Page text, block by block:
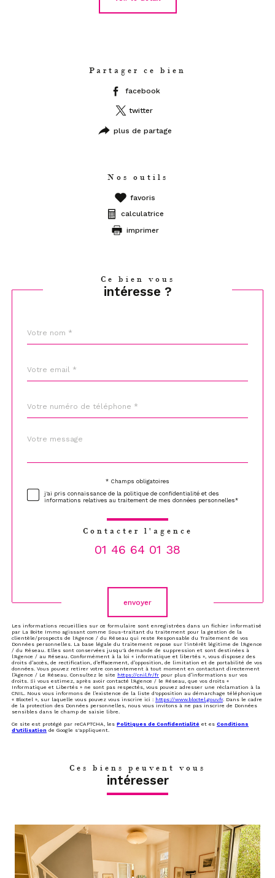
Partager ce bien
facebook
twitter
plus de partage
Nos outils
favoris
calculatrice
imprimer
Ce bien vous
intéresse ?
*
*
*
Fieldset
Message
*
* Champs obligatoires
j'ai pris connaissance de la politique de confidentialité et des
informations relatives au traitement de mes données personnelles*
Contacter l'agence
01 46 64 01 38
envoyer
Les informations recueillies sur ce formulaire sont enregistrées dans un fichier informatisé
par La Boite Immo agissant comme Sous-traitant du traitement pour la gestion de la
clientèle/prospects de l'Agence / du Réseau qui reste Responsable du Traitement de vos
Données personnelles. La base légale du traitement repose sur l'intérêt légitime de l'Agence
/ du Réseau. Elles sont conservées jusqu'à demande de suppression et sont destinées à
l'Agence / au Réseau. Conformément à la loi « informatique et libertés », vous disposez des
droits d’accès, de rectification, d’effacement, d’opposition, de limitation et de portabilité de vos
données. Vous pouvez retirer votre consentement à tout moment en contactant directement
l’Agence / Le Réseau. Consultez le site https://cnil.fr/fr pour plus d’informations sur vos
droits. Si vous estimez, après avoir contacté l'Agence / le Réseau, que vos droits «
Informatique et Libertés » ne sont pas respectés, vous pouvez adresser une réclamation à la
CNIL. Nous vous informons de l’existence de la liste d'opposition au démarchage téléphonique
« Bloctel », sur laquelle vous pouvez vous inscrire ici : https://www.bloctel.gouv.fr. Dans le cadre
de la protection des Données personnelles, nous vous invitons à ne pas inscrire de Données
sensibles dans le champ de saisie libre.
Ce site est protégé par reCAPTCHA, les Politiques de Confidentialité et es Conditions
d'utilisation de Google s'appliquent.
Ces biens peuvent vous
intéresser